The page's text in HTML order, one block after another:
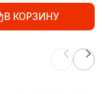
В КОРЗИНУ